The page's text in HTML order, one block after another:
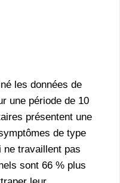
les données de
une période de 10
présentent une
de type
ne travaillent pas
sont 66 % plus